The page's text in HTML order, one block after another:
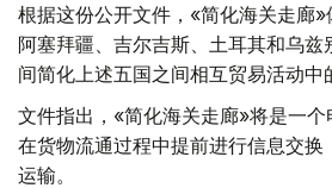
根据这份公开文件，«简化海关走廊»
阿塞拜疆、吉尔吉斯、土耳其和乌兹
间简化上述五国之间相互贸易活动中
文件指出，«简化海关走廊»将是一
在货物流通过程中提前进行信息交换
运输。